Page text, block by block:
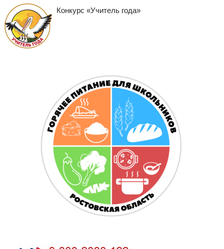
Конкурс «Учитель года»